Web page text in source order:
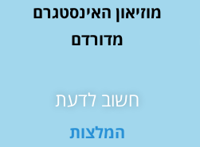
מוזיאון האינסטגרם
מדורדם
חשוב לדעת
המלצות